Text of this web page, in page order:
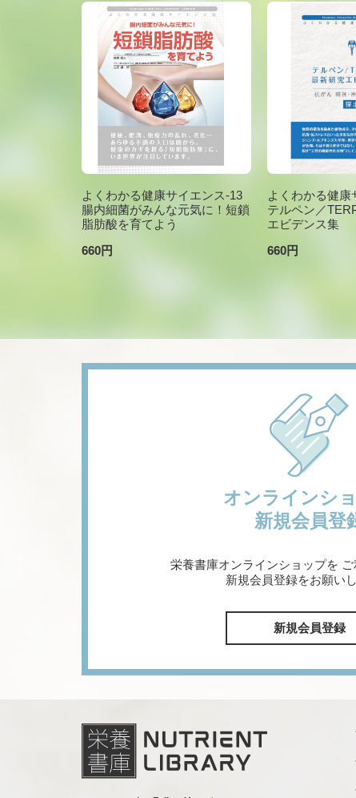
よくわかる健康サイエンス-13
腸内細菌がみんな元気に！短鎖
脂肪酸を育てよう
660円
よくわかる健康
テルペン／
エビデンス集
660円
オンラインシ
新規会員登
栄養書庫オンラインショップを
新規会員登録をお願いし
新規会員登録